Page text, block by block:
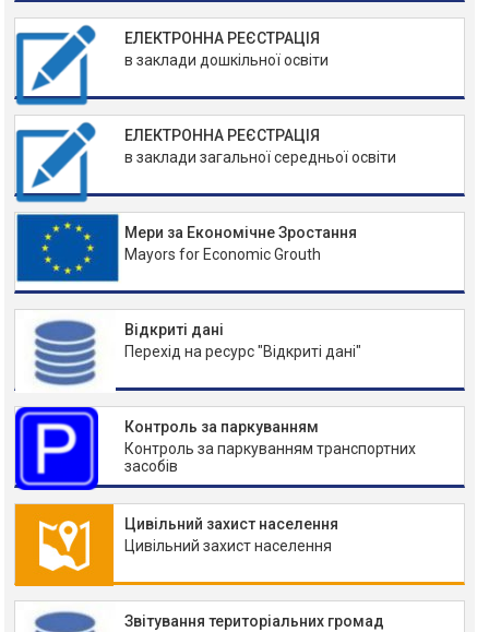
ЕЛЕКТРОННА РЕЄСТРАЦІЯ
в заклади дошкільної освіти
ЕЛЕКТРОННА РЕЄСТРАЦІЯ
в заклади загальної середньої освіти
Мери за Економічне Зростання
Mayors for Economic Grouth
Відкриті дані
Перехід на ресурс "Відкриті дані"
Контроль за паркуванням
Контроль за паркуванням транспортних
засобів
Цивільний захист населення
Цивільний захист населення
Звітування територіальних громад